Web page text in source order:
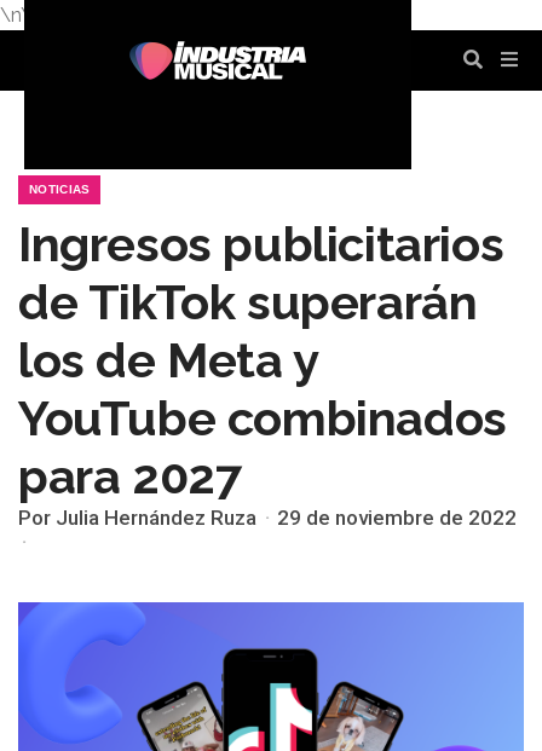
\n\n
NOTICIAS
Ingresos publicitarios
de TikTok superarán
los de Meta y
YouTube combinados
para 2027
Por Julia Hernández Ruza 29 de noviembre de 2022